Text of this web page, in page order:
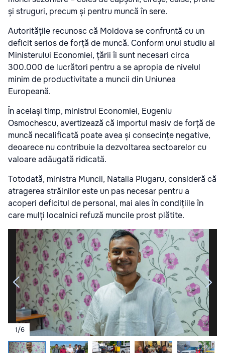
și struguri, precum și pentru muncă în sere.
Autoritățile recunosc că Moldova se confruntă cu un
deficit serios de forță de muncă. Conform unui studiu al
Ministerului Economiei, țării îi sunt necesari circa
300.000 de lucrători pentru a se apropia de nivelul
minim de productivitate a muncii din Uniunea
Europeană.
În același timp, ministrul Economiei, Eugeniu
Osmochescu, avertizează că importul masiv de forță de
muncă necalificată poate avea și consecințe negative,
deoarece nu contribuie la dezvoltarea sectoarelor cu
valoare adăugată ridicată.
Totodată, ministra Muncii, Natalia Plugaru, consideră că
atragerea străinilor este un pas necesar pentru a
acoperi deficitul de personal, mai ales în condițiile în
care mulți localnici refuză muncile prost plătite.
1/6